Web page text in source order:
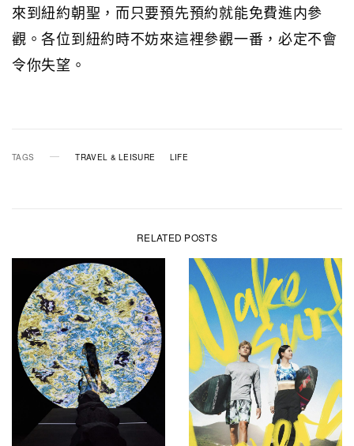
來到紐約朝聖，而只要預先預約就能免費進内參
觀。各位到紐約時不妨來這裡參觀一番，必定不會
令你失望。
TAGS TRAVEL & LEISURE LIFE
RELATED POSTS